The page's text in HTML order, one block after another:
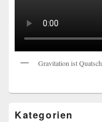
Gravitation ist Quatsch
Kategorien